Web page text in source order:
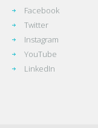
Facebook
Twitter
Instagram
YouTube
LinkedIn